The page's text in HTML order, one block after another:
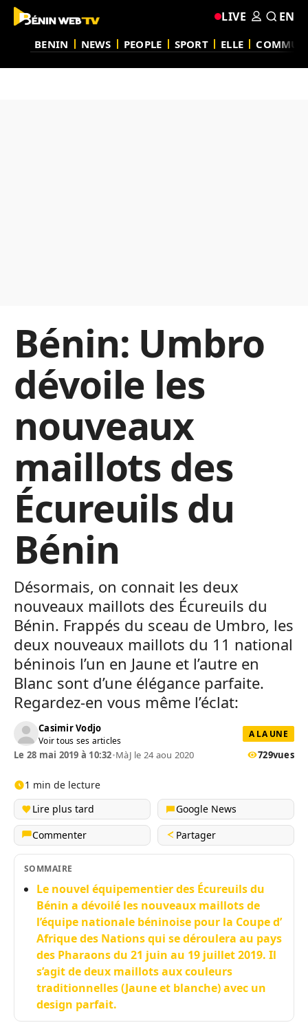
BENIN NEWS PEOPLE SPORT ELLE
LIVE EN
Bénin: Umbro
dévoile les
nouveaux
maillots des
Écureuils du
Bénin
Désormais, on connait les deux
nouveaux maillots des Écureuils du
Bénin. Frappés du sceau de Umbro, les
deux nouveaux maillots du 11 national
béninois l’un en Jaune et l’autre en
Blanc sont d’une élégance parfaite.
Regardez-en vous même l’éclat:
Casimir Vodjo
Voir tous ses articles
A LA UNE
Le 28 mai 2019 à 10:32•MàJ le 24 aou 2020 729vues
1 min de lecture
Lire plus tard
Google News
Commenter
Partager
SOMMAIRE
Le nouvel équipementier des Écureuils du
Bénin a dévoilé les nouveaux maillots de
l’équipe nationale béninoise pour la Coupe d’
Afrique des Nations qui se déroulera au pays
des Pharaons du 21 juin au 19 juillet 2019. Il
s’agit de deux maillots aux couleurs
traditionnelles (Jaune et blanche) avec un
design parfait.